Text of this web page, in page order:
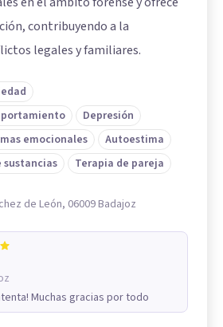
contribuyendo a la
legales y familiares.
Depresión
emocionales
Autoestima
sustancias Terapia de pareja
de León, 06009 Badajoz
Muchas gracias por todo